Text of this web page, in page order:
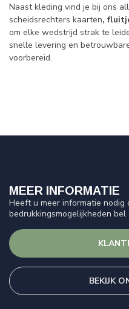
Naast kleding vind je bij ons
scheidsrechters kaarten,
om elke wedstrijd strak te
snelle levering en
voorbereid.
MEER INFORMATIE
Heeft u meer informatie nodig
bedrukkingsmogelijkheden bel
BEKIJK